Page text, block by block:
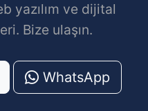
yazılım ve dijital
Bize ulaşın.
WhatsApp